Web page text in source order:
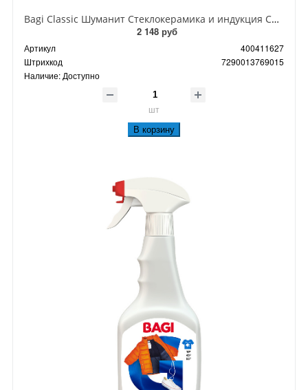
Bagi Classic Шуманит Стеклокерамика и индукция Средство для ухода и очистки индукционных и керасических плит, варочных панелей и посуды 270 мл
2 148 руб
Артикул
400411627
Штрихкод
7290013769015
Наличие: Доступно
шт
В корзину